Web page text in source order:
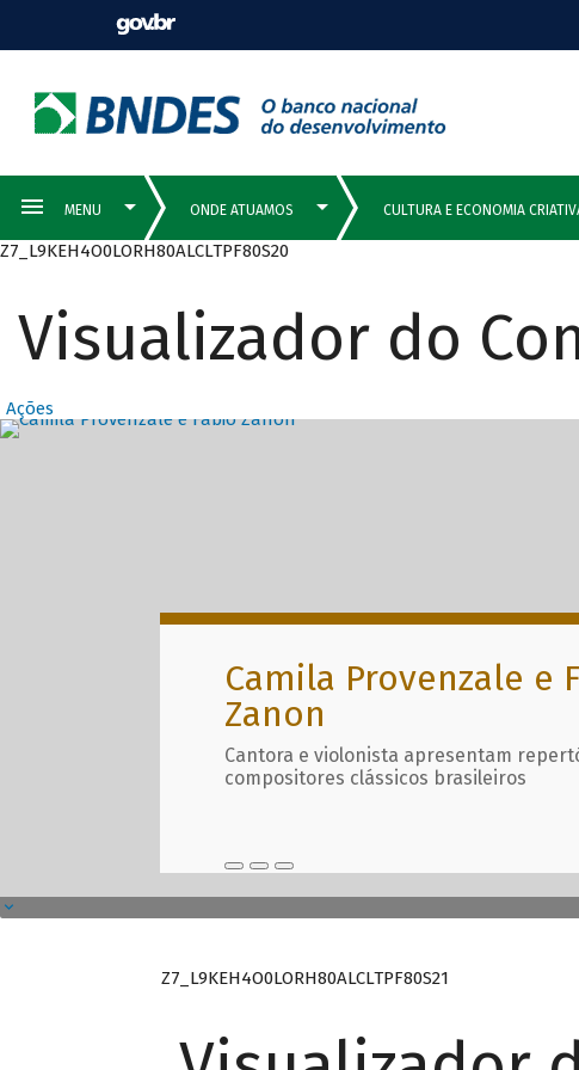
Z7_L9KEH4O0LORH80ALCLTPF80S20
Visualizador do
Ações
Destaques
Camila Provenzale e
Zanon
Cantora e violonista apresentam
compositores clássicos brasileiros
Z7_L9KEH4O0LORH80ALCLTPF80S21